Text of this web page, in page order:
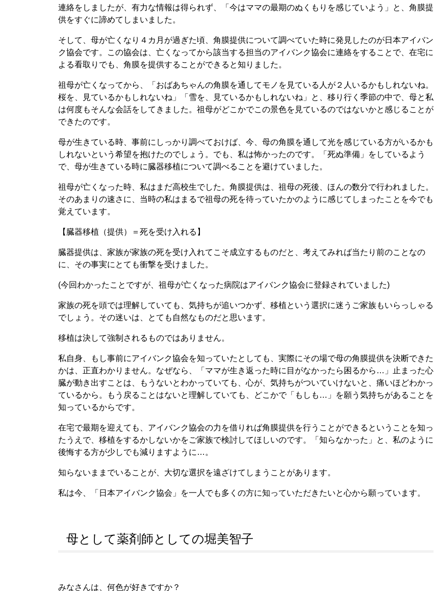
連絡をしましたが、有力な情報は得られず、「今はママの最期のぬくもりを感じていよう」と、角膜提
供をすぐに諦めてしまいました。
そして、母が亡くなり４カ月が過ぎた頃、角膜提供について調べていた時に発見したのが日本アイバン
ク協会です。この協会は、亡くなってから該当する担当のアイバンク協会に連絡をすることで、在宅に
よる看取りでも、角膜を提供することができると知りました。
祖母が亡くなってから、「おばあちゃんの角膜を通してモノを見ている人が２人いるかもしれないね。
桜を、見ているかもしれないね」「雪を、見ているかもしれないね」と、移り行く季節の中で、母と私
は何度もそんな会話をしてきました。祖母がどこかでこの景色を見ているのではないかと感じることが
できたのです。
母が生きている時、事前にしっかり調べておけば、今、母の角膜を通して光を感じている方がいるかも
しれないという希望を抱けたのでしょう。でも、私は怖かったのです。「死ぬ準備」をしているよう
で、母が生きている時に臓器移植について調べることを避けていました。
祖母が亡くなった時、私はまだ高校生でした。角膜提供は、祖母の死後、ほんの数分で行われました。
そのあまりの速さに、当時の私はまるで祖母の死を待っていたかのように感じてしまったことを今でも
覚えています。
【臓器移植（提供）＝死を受け入れる】
臓器提供は、家族が家族の死を受け入れてこそ成立するものだと、考えてみれば当たり前のことなの
に、その事実にとても衝撃を受けました。
(今回わかったことですが、祖母が亡くなった病院はアイバンク協会に登録されていました)
家族の死を頭では理解していても、気持ちが追いつかず、移植という選択に迷うご家族もいらっしゃる
でしょう。その迷いは、とても自然なものだと思います。
移植は決して強制されるものではありません。
私自身、もし事前にアイバンク協会を知っていたとしても、実際にその場で母の角膜提供を決断できた
かは、正直わかりません。なぜなら、「ママが生き返った時に目がなかったら困るから…」止まった心
臓が動き出すことは、もうないとわかっていても、心が、気持ちがついていけないと、痛いほどわかっ
ているから。もう戻ることはないと理解していても、どこかで「もしも…」を願う気持ちがあることを
知っているからです。
在宅で最期を迎えても、アイバンク協会の力を借りれば角膜提供を行うことができるということを知っ
たうえで、移植をするかしないかをご家族で検討してほしいのです。「知らなかった」と、私のように
後悔する方が少しでも減りますように…。
知らないままでいることが、大切な選択を遠ざけてしまうことがあります。
私は今、「日本アイバンク協会」を一人でも多くの方に知っていただきたいと心から願っています。
母として薬剤師としての堀美智子
みなさんは、何色が好きですか？